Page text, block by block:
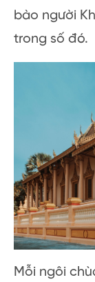
bào người
trong số đó.
Mỗi ngôi